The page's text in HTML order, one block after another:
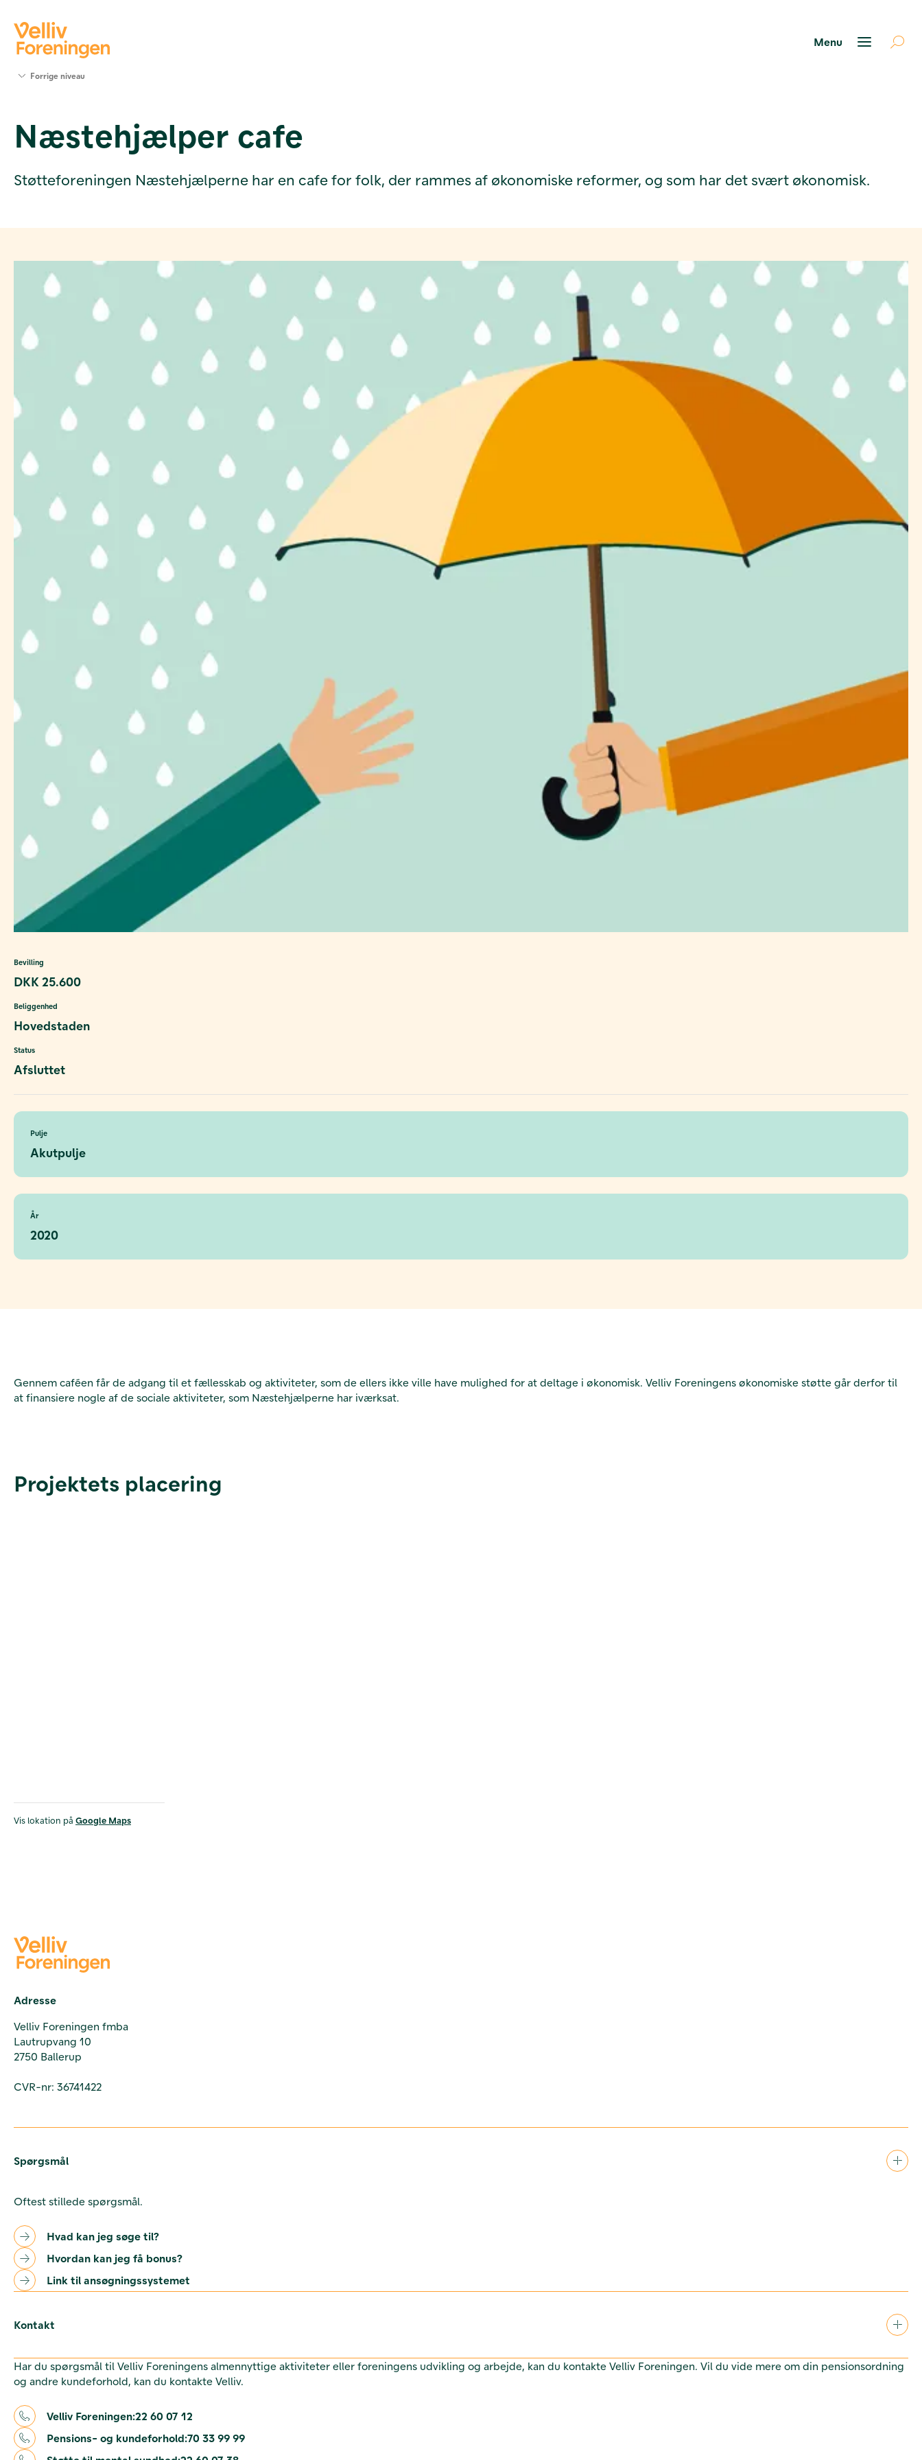
Værktøjer
og viden
Foreningen
Kontakt
Forrige niveau
Næstehjælper cafe
Støtteforeningen Næstehjælperne har en cafe for folk, der rammes af økonomiske reformer, og som har det svært økonomisk.
Bevilling
DKK 25.600
Beliggenhed
Hovedstaden
Status
Afsluttet
Pulje
Akutpulje
År
2020
Gennem caféen får de adgang til et fællesskab og aktiviteter, som de ellers ikke ville have mulighed for at deltage i økonomisk. Velliv Foreningens økonomiske støtte går derfor til
at finansiere nogle af de sociale aktiviteter, som Næstehjælperne har iværksat.
Projektets placering
Vis lokation på Google Maps
Adresse
Velliv Foreningen fmba
Lautrupvang 10
2750 Ballerup
CVR-nr: 36741422
Spørgsmål
Oftest stillede spørgsmål.
Hvad kan jeg søge til?
Hvordan kan jeg få bonus?
Link til ansøgningssystemet
Kontakt
Har du spørgsmål til Velliv Foreningens almennyttige aktiviteter eller foreningens udvikling og arbejde, kan du kontakte Velliv Foreningen. Vil du vide mere om din pensionsordning
og andre kundeforhold, kan du kontakte Velliv.
Velliv Foreningen:22 60 07 12
Pensions- og kundeforhold:70 33 99 99